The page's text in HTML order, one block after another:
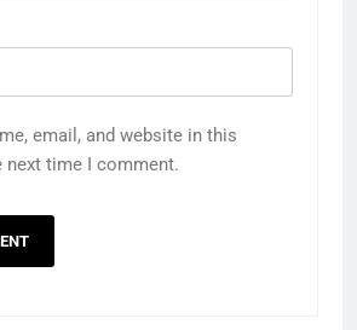
email, and website in this
next time I comment.